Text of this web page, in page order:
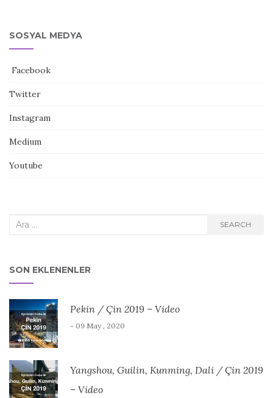
SOSYAL MEDYA
Facebook
Twitter
Instagram
Medium
Youtube
Search
SEARCH
SON EKLENENLER
Pekin / Çin 2019 – Video
- 09 May , 2020
Yangshou, Guilin, Kunming, Dali / Çin 2019
– Video